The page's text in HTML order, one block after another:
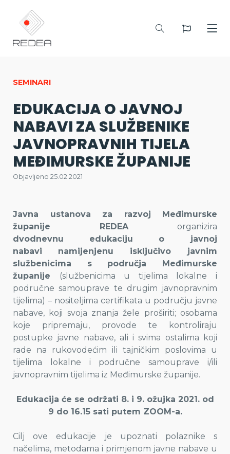
SEMINARI
EDUKACIJA O JAVNOJ
NABAVI ZA SLUŽBENIKE
JAVNOPRAVNIH TIJELA
MEĐIMURSKE ŽUPANIJE
Objavljeno 25.02.2021
Javna ustanova za razvoj Međimurske
županije REDEAorganizira
dvodnevnu
edukaciju o javnoj
nabavi
namijenjenu isključivo javnim
službenicima s područja Međimurske
županije
(službenicima u tijelima lokalne i
područne samouprave te drugim javnopravnim
tijelima) – nositeljima certifikata u području javne
nabave, koji svoja znanja žele proširiti; osobama
koje pripremaju, provode te kontroliraju
postupke javne nabave, ali i svima ostalima koji
rade na rukovodećim ili tajničkim poslovima u
tijelima lokalne i područne samouprave i/ili
javnopravnim tijelima iz Međimurske županije.
Edukacija će se održati 8. i 9. ožujka 2021. od
9 do 16.15 sati putem ZOOM-a.
Cilj ove edukacije je upoznati polaznike s
načelima, metodama i primjenom javne nabave u